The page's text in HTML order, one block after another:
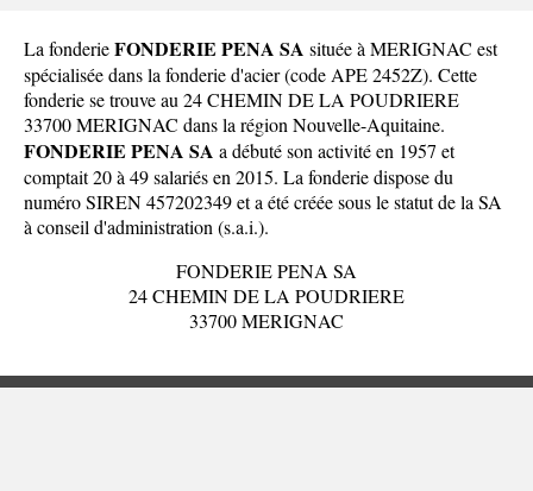
La fonderieFONDERIE PENA SA située à MERIGNAC est
spécialisée dans la fonderie d'acier (code APE 2452Z). Cette
fonderie se trouve au 24 CHEMIN DE LA POUDRIERE
33700 MERIGNAC dans la région Nouvelle-Aquitaine.
FONDERIE PENA SA a débuté son activité en 1957 et
comptait 20 à 49 salariés en 2015. La fonderie dispose du
numéro SIREN 457202349 et a été créée sous le statut de la SA
à conseil d'administration (s.a.i.).
FONDERIE PENA SA
24 CHEMIN DE LA POUDRIERE
33700 MERIGNAC